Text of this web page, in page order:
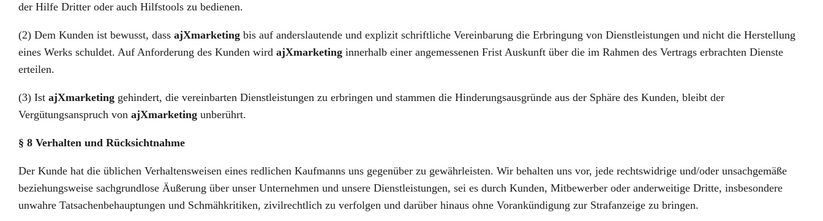
der Hilfe Dritter oder auch Hilfstools zu bedienen.
(2) Dem Kunden ist bewusst, dass ajXmarketing bis auf anderslautende und explizit schriftliche Vereinbarung die Erbringung von Dienstleistungen und nicht die Herstellung
eines Werks schuldet. Auf Anforderung des Kunden wird ajXmarketing innerhalb einer angemessenen Frist Auskunft über die im Rahmen des Vertrags erbrachten Dienste
erteilen.
(3) Ist ajXmarketing gehindert, die vereinbarten Dienstleistungen zu erbringen und stammen die Hinderungsausgründe aus der Sphäre des Kunden, bleibt der
Vergütungsanspruch von ajXmarketing unberührt.
§ 8 Verhalten und Rücksichtnahme
Der Kunde hat die üblichen Verhaltensweisen eines redlichen Kaufmanns uns gegenüber zu gewährleisten. Wir behalten uns vor, jede rechtswidrige und/oder unsachgemäße
beziehungsweise sachgrundlose Äußerung über unser Unternehmen und unsere Dienstleistungen, sei es durch Kunden, Mitbewerber oder anderweitige Dritte, insbesondere
unwahre Tatsachenbehauptungen und Schmähkritiken, zivilrechtlich zu verfolgen und darüber hinaus ohne Vorankündigung zur Strafanzeige zu bringen.